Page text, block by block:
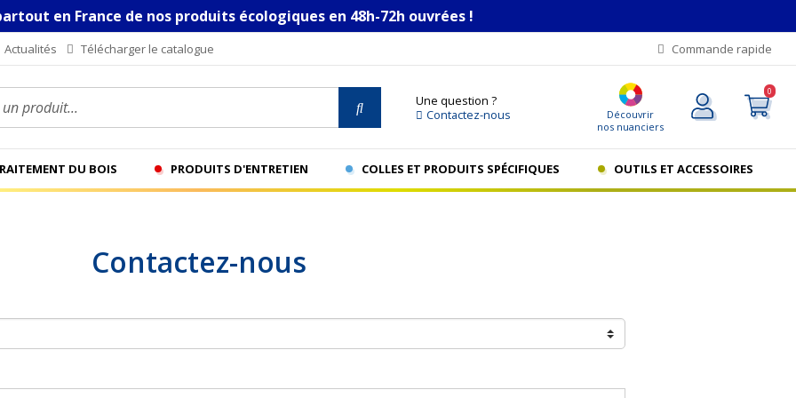
en France de nos produits écologiques en 48h-72h ouvrées !
Actualités Télécharger le catalogue Commande rapide
Une question ?
Contactez-nous
Découvrir
nos nuanciers
produit... 0
DU BOIS PRODUITS D'ENTRETIEN COLLES ET PRODUITS SPÉCIFIQUES OUTILS ET ACCESSOIRES
Contactez-nous